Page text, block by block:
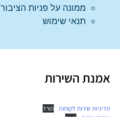
אמנת השירות
מדיניות שירות לקוחות הורד
ממונה על פניות הציבור
תנאי שימוש